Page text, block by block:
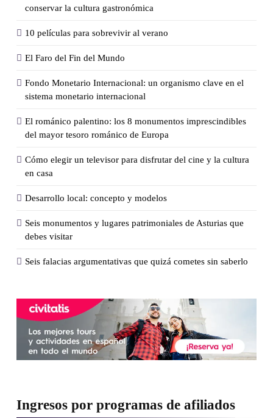
conservar la cultura gastronómica
10 películas para sobrevivir al verano
El Faro del Fin del Mundo
Fondo Monetario Internacional: un organismo clave en el
sistema monetario internacional
El románico palentino: los 8 monumentos imprescindibles
del mayor tesoro románico de Europa
Cómo elegir un televisor para disfrutar del cine y la cultura
en casa
Desarrollo local: concepto y modelos
Seis monumentos y lugares patrimoniales de Asturias que
debes visitar
Seis falacias argumentativas que quizá cometes sin saberlo
Ingresos por programas de afiliados